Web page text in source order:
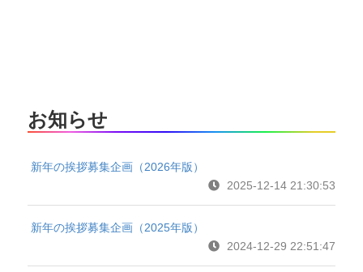
お知らせ
新年の挨拶募集企画（2026年版）
2025-12-14 21:30:53
新年の挨拶募集企画（2025年版）
2024-12-29 22:51:47